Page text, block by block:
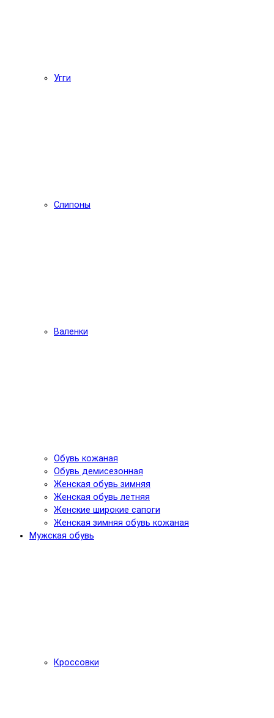
Угги
Слипоны
Валенки
Обувь кожаная
Обувь демисезонная
Женская обувь зимняя
Женская обувь летняя
Женские широкие сапоги
Женская зимняя обувь кожаная
Мужская обувь
Кроссовки